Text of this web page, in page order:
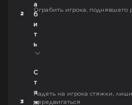
2
а
б
и
т
ь
Ограбить игрока, поднявшего
3
С
т
я
ж
Надеть на игрока стяжки,
передвигаться